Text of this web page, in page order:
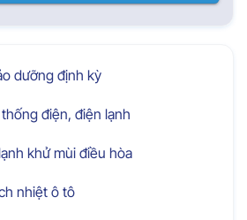
dưỡng định kỳ
điện, điện lạnh
khử mùi điều hòa
nhiệt ô tô